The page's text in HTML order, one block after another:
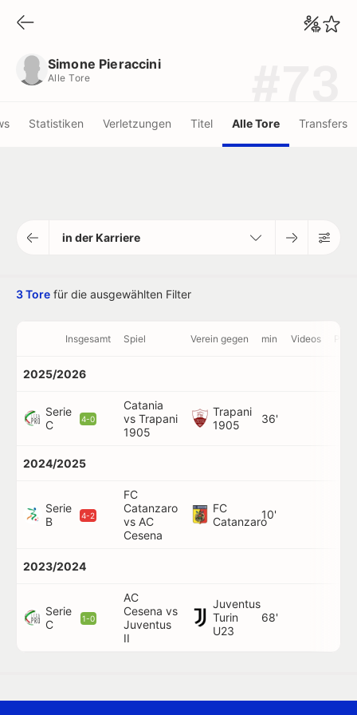
Simone Pieraccini
Alle Tore
Statistiken Verletzungen Titel Alle Tore Transfers
in der Karriere
3 Tore für die ausgewählten Filter
Insgesamt Spiel Verein gegen min Videos
2025/2026
Serie
C
4-0
Catania
vs Trapani
1905
Trapani
1905
36'
2024/2025
Serie
B
4-2
FC
Catanzaro
vs AC
Cesena
FC
Catanzaro
10'
2023/2024
Serie
C
1-0
AC
Cesena vs
Juventus
II
Juventus
Turin
U23
68'